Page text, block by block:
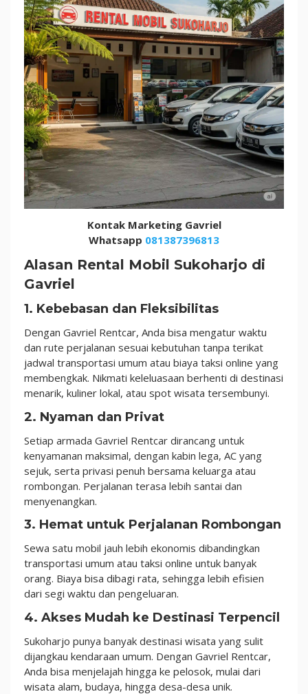
Kontak Marketing Gavriel
Whatsapp 081387396813
Alasan Rental Mobil Sukoharjo di
Gavriel
1. Kebebasan dan Fleksibilitas
Dengan Gavriel Rentcar, Anda bisa mengatur waktu
dan rute perjalanan sesuai kebutuhan tanpa terikat
jadwal transportasi umum atau biaya taksi online yang
membengkak. Nikmati keleluasaan berhenti di destinasi
menarik, kuliner lokal, atau spot wisata tersembunyi.
2. Nyaman dan Privat
Setiap armada Gavriel Rentcar dirancang untuk
kenyamanan maksimal, dengan kabin lega, AC yang
sejuk, serta privasi penuh bersama keluarga atau
rombongan. Perjalanan terasa lebih santai dan
menyenangkan.
3. Hemat untuk Perjalanan Rombongan
Sewa satu mobil jauh lebih ekonomis dibandingkan
transportasi umum atau taksi online untuk banyak
orang. Biaya bisa dibagi rata, sehingga lebih efisien
dari segi waktu dan pengeluaran.
4. Akses Mudah ke Destinasi Terpencil
Sukoharjo punya banyak destinasi wisata yang sulit
dijangkau kendaraan umum. Dengan Gavriel Rentcar,
Anda bisa menjelajah hingga ke pelosok, mulai dari
wisata alam, budaya, hingga desa-desa unik.